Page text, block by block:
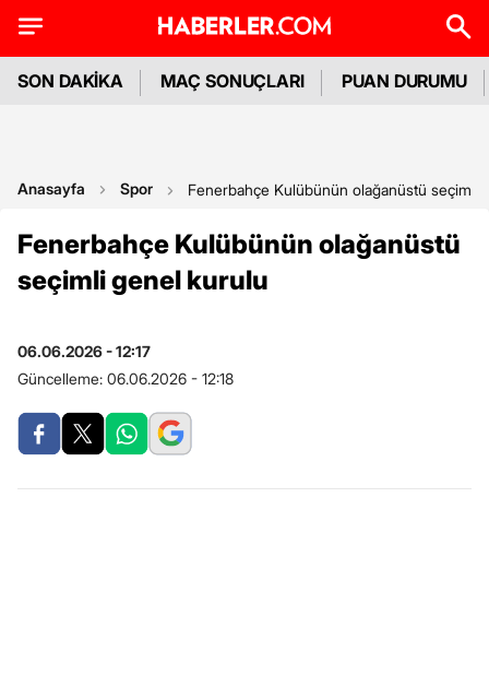
SON DAKİKA MAÇ SONUÇLARI PUAN DURUMU
Anasayfa Spor Fenerbahçe Kulübünün olağanüstü seçimli
Fenerbahçe Kulübünün olağanüstü
seçimli genel kurulu
06.06.2026 - 12:17
Güncelleme: 06.06.2026 - 12:18